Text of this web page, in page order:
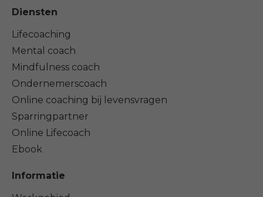
Diensten
Lifecoaching
Mental coach
Mindfulness coach
Ondernemerscoach
Online coaching bij levensvragen
Sparringpartner
Online Lifecoach
Ebook
Informatie